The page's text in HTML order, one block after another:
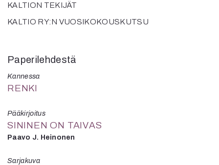
KALTION TEKIJÄT
KALTIO RY:N VUOSIKOKOUSKUTSU
Paperilehdestä
Kannessa
RENKI
Pääkirjoitus
SININEN ON TAIVAS
Paavo J. Heinonen
Sarjakuva